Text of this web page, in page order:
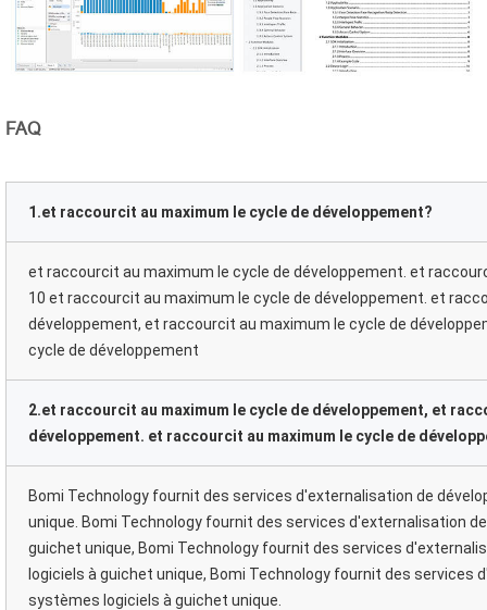
FAQ
1.et raccourcit au maximum le cycle de développement?
et raccourcit au maximum le cycle de développement. et
10 et raccourcit au maximum le cycle de développement. et
développement, et raccourcit au maximum le cycle de
cycle de développement
2.et raccourcit au maximum le cycle de développement, et
développement. et raccourcit au maximum le cycle de
Bomi Technology fournit des services d'externalisation de
unique. Bomi Technology fournit des services d'externalisation
guichet unique, Bomi Technology fournit des services
logiciels à guichet unique, Bomi Technology fournit des services
systèmes logiciels à guichet unique.